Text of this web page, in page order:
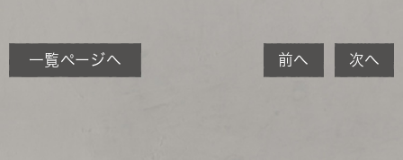
一覧ページへ 前へ 次へ